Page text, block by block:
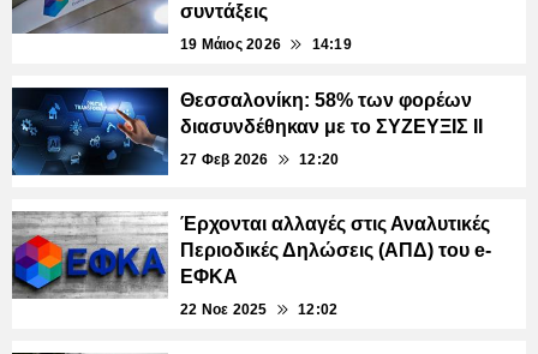
συντάξεις
19 Μάιος 2026 14:19
Θεσσαλονίκη: 58% των φορέων
διασυνδέθηκαν με το ΣΥΖΕΥΞΙΣ II
27 Φεβ 2026 12:20
Έρχονται αλλαγές στις Αναλυτικές
Περιοδικές Δηλώσεις (ΑΠΔ) του e-
ΕΦΚΑ
22 Νοε 2025 12:02